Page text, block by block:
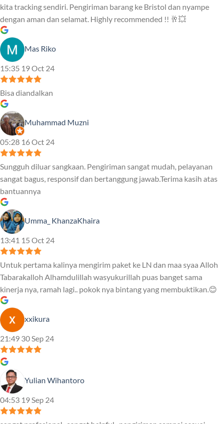
kita tracking sendiri. Pengiriman barang ke Bristol dan nyampe
dengan aman dan selamat. Highly recommended !! 🥂💥
Mas Riko
15:35 19 Oct 24
Bisa diandalkan
Muhammad Muzni
05:28 16 Oct 24
Sungguh diluar sangkaan. Pengiriman sangat mudah, pelayanan
sangat bagus, responsif dan bertanggung jawab.Terima kasih atas
bantuannya
Umma_ KhanzaKhaira
13:41 15 Oct 24
Untuk pertama kalinya mengirim paket ke LN dan maa syaa Alloh
Tabarakalloh Alhamdulillah wasyukurillah puas banget sama
kinerja nya, ramah lagi.. pokok nya bintang yang membuktikan.😊
xxikura
21:49 30 Sep 24
Yulian Wihantoro
04:53 19 Sep 24